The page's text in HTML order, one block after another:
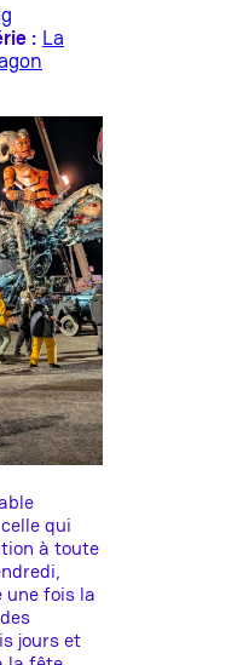
: La
qui
à toute
une fois la
jours et